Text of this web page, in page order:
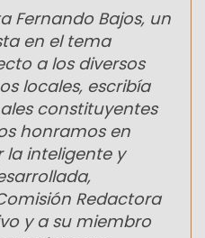
Fernando Bajos, un
en el tema
a los diversos
locales, escribía
constituyentes
honramos en
inteligente y
Redactora
y a su miembro